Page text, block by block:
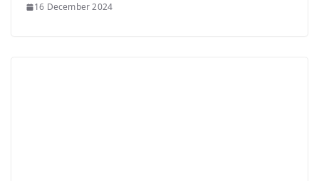
16 December 2024